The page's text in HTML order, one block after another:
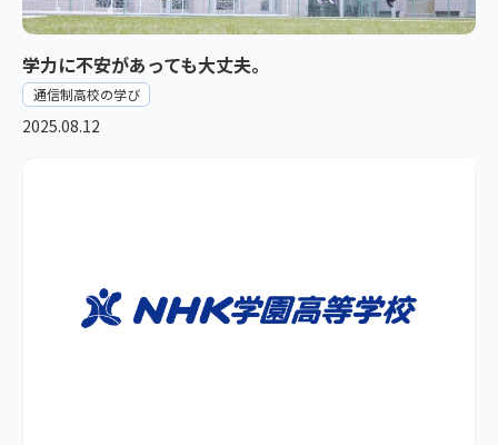
学力に不安があっても大丈夫。
通信制高校の学び
2025.08.12